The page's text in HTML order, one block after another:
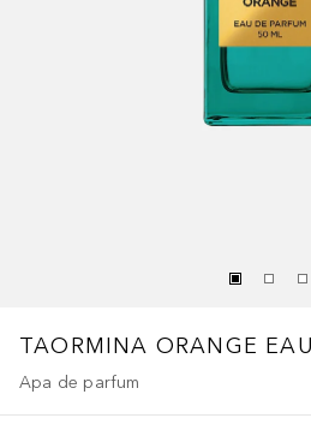
TAORMINA ORANGE
Apa de parfum